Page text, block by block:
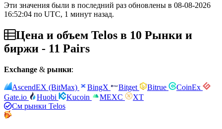
Эти значения были в последний раз обновлены в 08-08-2026
16:52:04 по UTC, 1 минут назад.
Цена и объем Telos в 10 Рынки и
биржи - 11 Pairs
Exchange & рынки:
AscendEX (BitMax) BingX Bitget Bitrue
CoinEx
Gate.io
Huobi Kucoin MEXC
XT
См рынки Telos